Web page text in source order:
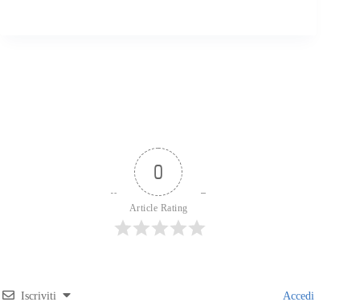
0
Article Rating
Iscriviti Accedi